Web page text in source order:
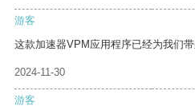
游客
这款加速器VPM应用程序已经为我们
2024-11-30
游客